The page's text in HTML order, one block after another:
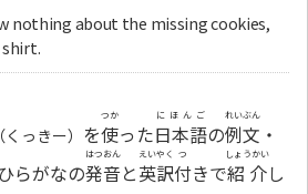
nothing about the missing cookies,
shirt.
（くっきー） を使
つか
った日本語
にほんご
の例文
れいぶん
・
らがなの発音
はつおん
と英訳
えいやく
付
つ
きで紹介
しょうかい
し